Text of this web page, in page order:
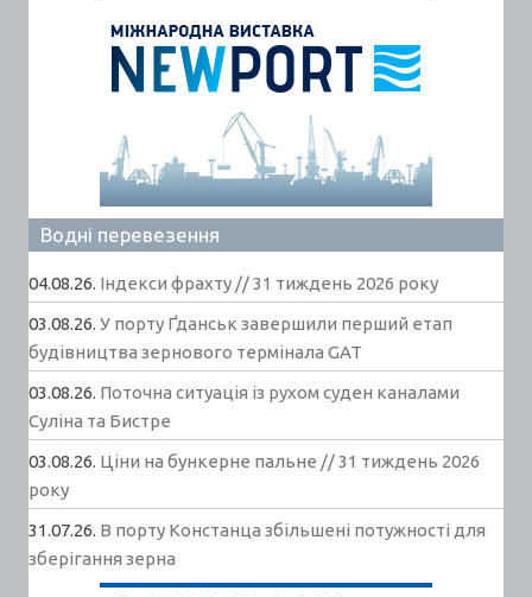
Водні перевезення
04.08.26. Індекси фрахту // 31 тиждень 2026 року
03.08.26. У порту Ґданськ завершили перший етап
будівництва зернового термінала GAT
03.08.26. Поточна ситуація із рухом суден каналами
Суліна та Бистре
03.08.26. Ціни на бункерне пальне // 31 тиждень 2026
року
31.07.26. В порту Констанца збільшені потужності для
зберігання зерна